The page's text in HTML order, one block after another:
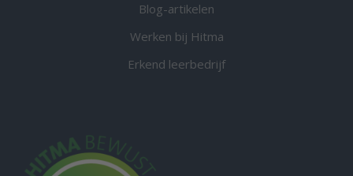
Blog-artikelen
Werken bij Hitma
Erkend leerbedrijf